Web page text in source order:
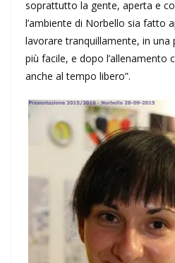
soprattutto la gente, aperta e
l’ambiente di Norbello sia fatto
lavorare tranquillamente, in
più facile, e dopo l’allenamento
anche al tempo libero”.